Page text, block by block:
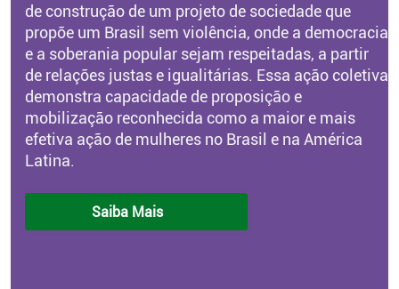
de construção de um projeto de sociedade que
propõe um Brasil sem violência, onde a democracia
e a soberania popular sejam respeitadas, a partir
de relações justas e igualitárias. Essa ação coletiva
demonstra capacidade de proposição e
mobilização reconhecida como a maior e mais
efetiva ação de mulheres no Brasil e na América
Latina.
Saiba Mais